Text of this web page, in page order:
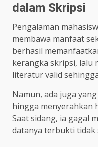
dalam Skripsi
Pengalaman
membawa manfaat
berhasil
kerangka skripsi, lalu
literatur valid
Namun, ada juga
hingga menyerahkan
Saat sidang, ia gagal
datanya terbukti tidak